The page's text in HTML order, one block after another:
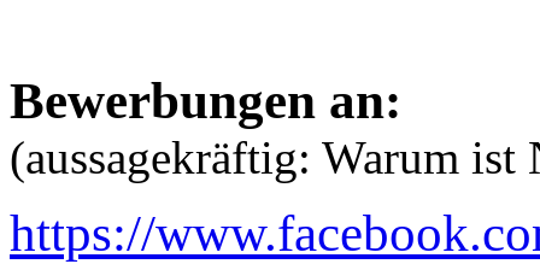
Bewerbungen an:
(aussagekräftig: Warum
https://